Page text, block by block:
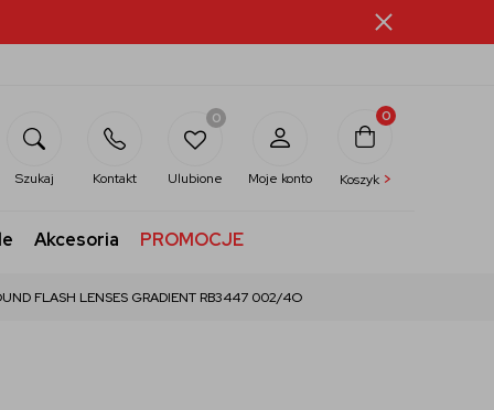
Szukaj Kontakt
0
Ulubione Moje konto
0
Koszyk >
Akcesoria PROMOCJE
FLASH LENSES GRADIENT RB3447 002/4O